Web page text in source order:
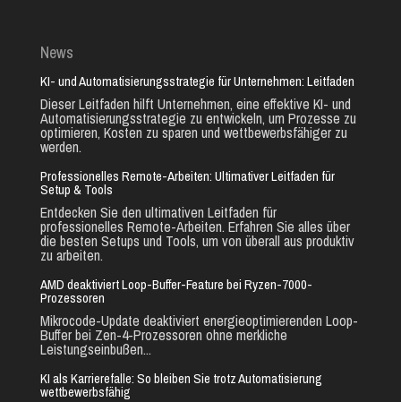
News
KI- und Automatisierungsstrategie für Unternehmen: Leitfaden
Dieser Leitfaden hilft Unternehmen, eine effektive KI- und
Automatisierungsstrategie zu entwickeln, um Prozesse zu
optimieren, Kosten zu sparen und wettbewerbsfähiger zu
werden.
Professionelles Remote-Arbeiten: Ultimativer Leitfaden für
Setup & Tools
Entdecken Sie den ultimativen Leitfaden für
professionelles Remote-Arbeiten. Erfahren Sie alles über
die besten Setups und Tools, um von überall aus produktiv
zu arbeiten.
AMD deaktiviert Loop-Buffer-Feature bei Ryzen-7000-
Prozessoren
Mikrocode-Update deaktiviert energieoptimierenden Loop-
Buffer bei Zen-4-Prozessoren ohne merkliche
Leistungseinbußen...
KI als Karrierefalle: So bleiben Sie trotz Automatisierung
wettbewerbsfähig